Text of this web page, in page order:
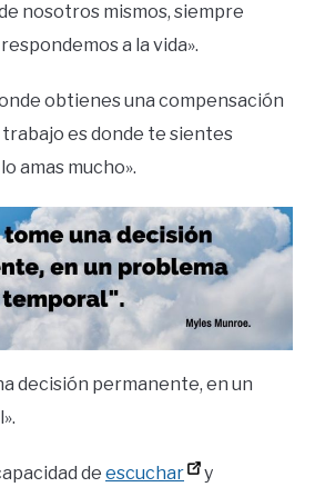
nosotros mismos, siempre
a la vida».
obtienes una compensación
es donde te sientes
amas mucho».
decisión permanente, en un
de escuchar
y